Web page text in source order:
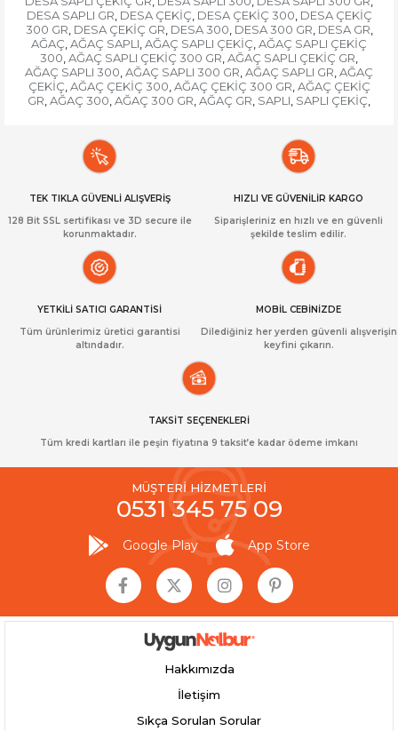
DESA SAPLI GR, DESA ÇEKİÇ, DESA ÇEKİÇ 300, DESA ÇEKİÇ
300 GR, DESA ÇEKİÇ GR, DESA 300, DESA 300 GR, DESA GR,
AĞAÇ, AĞAÇ SAPLI, AĞAÇ SAPLI ÇEKİÇ, AĞAÇ SAPLI ÇEKİÇ
300, AĞAÇ SAPLI ÇEKİÇ 300 GR, AĞAÇ SAPLI ÇEKİÇ GR,
AĞAÇ SAPLI 300, AĞAÇ SAPLI 300 GR, AĞAÇ SAPLI GR, AĞAÇ
ÇEKİÇ, AĞAÇ ÇEKİÇ 300, AĞAÇ ÇEKİÇ 300 GR, AĞAÇ ÇEKİÇ
GR, AĞAÇ 300, AĞAÇ 300 GR, AĞAÇ GR, SAPLI, SAPLI ÇEKİÇ,
TEK TIKLA GÜVENLİ ALIŞVERİŞ
128 Bit SSL sertifikası ve 3D secure ile
korunmaktadır.
HIZLI VE GÜVENİLİR KARGO
Siparişleriniz en hızlı ve en güvenli
şekilde teslim edilir.
YETKİLİ SATICI GARANTİSİ
Tüm ürünlerimiz üretici garantisi
altındadır.
MOBİL CEBİNİZDE
Dilediğiniz her yerden güvenli alışverişin
keyfini çıkarın.
TAKSİT SEÇENEKLERİ
Tüm kredi kartları ile peşin fiyatına 9 taksit’e kadar ödeme imkanı
MÜŞTERİ HİZMETLERİ
0531 345 75 09
Google Play App Store
Hakkımızda
İletişim
Sıkça Sorulan Sorular